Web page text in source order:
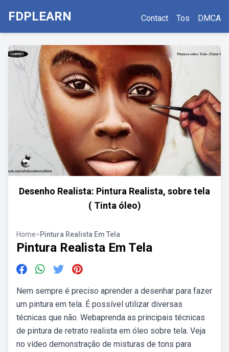
FDPLEARN Contact Tos DMCA
Desenho Realista: Pintura Realista, sobre tela
( Tinta óleo)
Home>Pintura Realista Em Tela
Pintura Realista Em Tela
Nem sempre é preciso aprender a desenhar para fazer
um pintura em tela. É possível utilizar diversas
técnicas que não. Webaprenda as principais técnicas
de pintura de retrato realista em óleo sobre tela. Veja
no vídeo demonstração de misturas de tons para